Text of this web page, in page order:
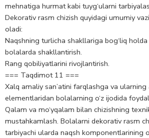
mehnatiga hurmat kabi tuyg‘ularni
Dekorativ rasm chizish quyidagi umumiy
oladi:
Naqshning turlicha shakllariga bog‘liq
bolalarda shakllantirish.
Rang qobiliyatlarini rivojlantirish.
=== Taqdimot 11 ===
Xalq amaliy san’atini farqlashga va ularning
elementlaridan bolalarning o‘z ijodida
Qalam va mo‘yqalam bilan chizishning
mustahkamlash. Bolalarni dekorativ rasm
tarbiyachi ularda naqsh komponentlarining